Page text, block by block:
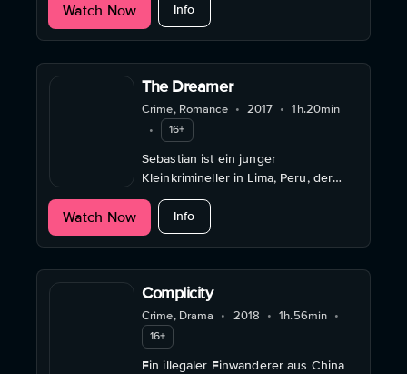
sagen, konsequent ein Film ohne
Dialog.
Watch Now Infoabout C.L.A.B.
The Dreamer
Crime, Romance • 2017 • 1h.20min
•
16+
Sebastian ist ein junger
Kleinkrimineller in Lima, Peru, der
sich auf seine Fantasie verlässt, um
den Fesseln seiner engen Existenz
zu entfliehen.
Watch Now Infoabout The Dreamer
Complicity
Crime, Drama • 2018 • 1h.56min •
16+
Ein illegaler Einwanderer aus China